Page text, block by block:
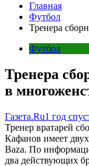
Главная
Футбол
Тренера
Футбол
Тренера
в
Газета.Ru1 год
Тренер вратарей
Кафанов имеет
Baza. По
два действующих